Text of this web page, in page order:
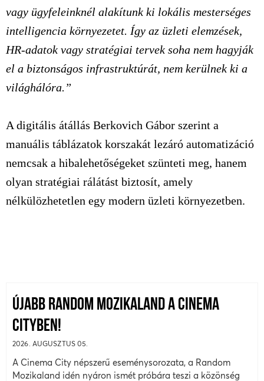
vagy ügyfeleinknél alakítunk ki lokális mesterséges
intelligencia környezetet. Így az üzleti elemzések,
HR-adatok vagy stratégiai tervek soha nem hagyják
el a biztonságos infrastruktúrát, nem kerülnek ki a
világhálóra.”
A digitális átállás Berkovich Gábor szerint a
manuális táblázatok korszakát lezáró automatizáció
nemcsak a hibalehetőségeket szünteti meg, hanem
olyan stratégiai rálátást biztosít, amely
nélkülözhetetlen egy modern üzleti környezetben.
ÚJABB RANDOM MOZIKALAND A CINEMA
CITYBEN!
2026. AUGUSZTUS 05.
A Cinema City népszerű eseménysorozata, a Random
Mozikaland idén nyáron ismét próbára teszi a közönség